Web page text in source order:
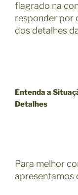
flagrado na
responder por
dos detalhes
Entenda a
Detalhes
Para melhor
apresentamos